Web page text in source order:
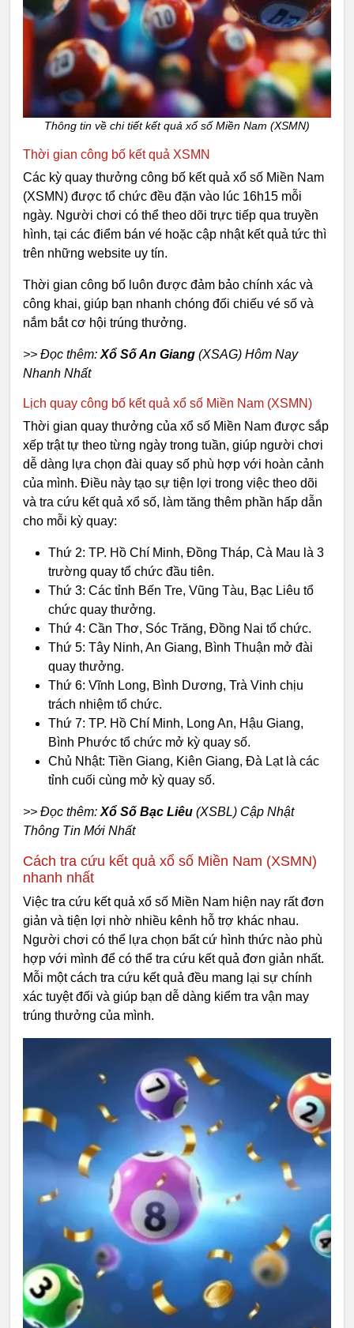
Thông tin về chi tiết kết quả xổ số Miền Nam (XSMN)
Thời gian công bố kết quả XSMN
Các kỳ quay thưởng công bố kết quả xổ số Miền Nam
(XSMN) được tổ chức đều đặn vào lúc 16h15 mỗi
ngày. Người chơi có thể theo dõi trực tiếp qua truyền
hình, tại các điểm bán vé hoặc cập nhật kết quả tức thì
trên những website uy tín.
Thời gian công bố luôn được đảm bảo chính xác và
công khai, giúp bạn nhanh chóng đối chiếu vé số và
nắm bắt cơ hội trúng thưởng.
>> Đọc thêm: Xổ Số An Giang (XSAG) Hôm Nay
Nhanh Nhất
Lịch quay công bố kết quả xổ số Miền Nam (XSMN)
Thời gian quay thưởng của xổ số Miền Nam được sắp
xếp trật tự theo từng ngày trong tuần, giúp người chơi
dễ dàng lựa chọn đài quay số phù hợp với hoàn cảnh
của mình. Điều này tạo sự tiện lợi trong việc theo dõi
và tra cứu kết quả xổ số, làm tăng thêm phần hấp dẫn
cho mỗi kỳ quay:
Thứ 2: TP. Hồ Chí Minh, Đồng Tháp, Cà Mau là 3
trường quay tổ chức đầu tiên.
Thứ 3: Các tỉnh Bến Tre, Vũng Tàu, Bạc Liêu tổ
chức quay thưởng.
Thứ 4: Cần Thơ, Sóc Trăng, Đồng Nai tổ chức.
Thứ 5: Tây Ninh, An Giang, Bình Thuận mở đài
quay thưởng.
Thứ 6: Vĩnh Long, Bình Dương, Trà Vinh chịu
trách nhiệm tổ chức.
Thứ 7: TP. Hồ Chí Minh, Long An, Hậu Giang,
Bình Phước tổ chức mở kỳ quay số.
Chủ Nhật: Tiền Giang, Kiên Giang, Đà Lạt là các
tỉnh cuối cùng mở kỳ quay số.
>> Đọc thêm: Xổ Số Bạc Liêu (XSBL) Cập Nhật
Thông Tin Mới Nhất
Cách tra cứu kết quả xổ số Miền Nam (XSMN)
nhanh nhất
Việc tra cứu kết quả xổ số Miền Nam hiện nay rất đơn
giản và tiện lợi nhờ nhiều kênh hỗ trợ khác nhau.
Người chơi có thể lựa chọn bất cứ hình thức nào phù
hợp với mình để có thể tra cứu kết quả đơn giản nhất.
Mỗi một cách tra cứu kết quả đều mang lại sự chính
xác tuyệt đối và giúp bạn dễ dàng kiểm tra vận may
trúng thưởng của mình.